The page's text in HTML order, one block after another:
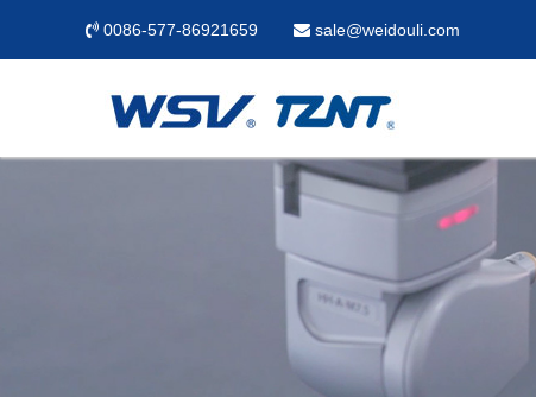
0086-577-86921659 sale@weidouli.com